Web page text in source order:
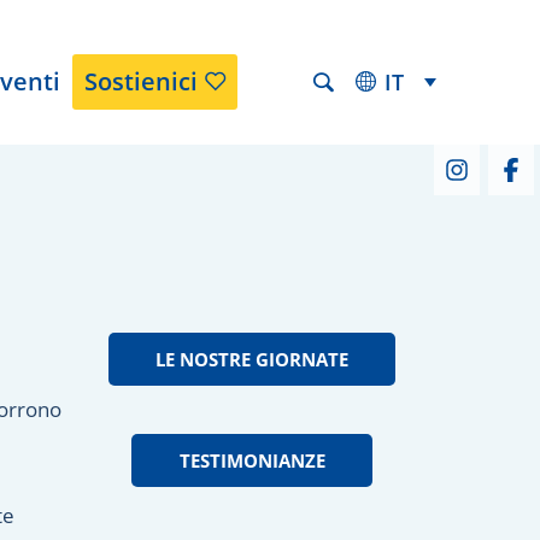
IT
Sostienici
LE NOSTRE GIORNATE
TESTIMONIANZE